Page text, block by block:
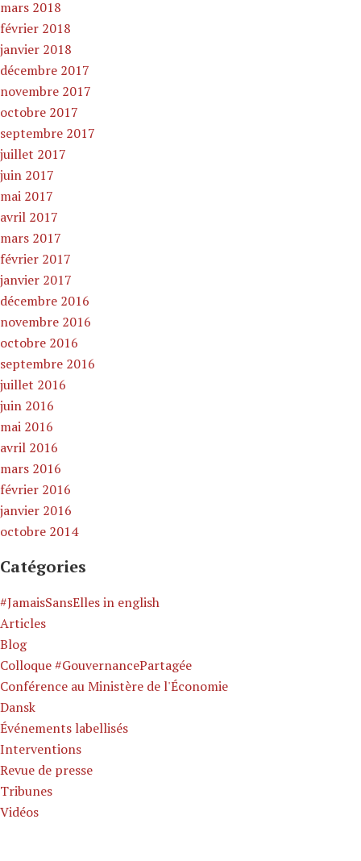
mars 2018
février 2018
janvier 2018
décembre 2017
novembre 2017
octobre 2017
septembre 2017
juillet 2017
juin 2017
mai 2017
avril 2017
mars 2017
février 2017
janvier 2017
décembre 2016
novembre 2016
octobre 2016
septembre 2016
juillet 2016
juin 2016
mai 2016
avril 2016
mars 2016
février 2016
janvier 2016
octobre 2014
Catégories
#JamaisSansElles in english
Articles
Blog
Colloque #GouvernancePartagée
Conférence au Ministère de l'Économie
Dansk
Événements labellisés
Interventions
Revue de presse
Tribunes
Vidéos